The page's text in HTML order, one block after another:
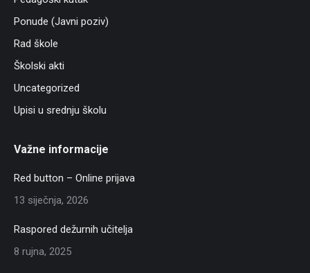
Ponude (Javni poziv)
Rad škole
Školski akti
Uncategorized
Upisi u srednju školu
Važne informacije
Red button – Online prijava
13 siječnja, 2026
Raspored dežurnih učitelja
8 rujna, 2025